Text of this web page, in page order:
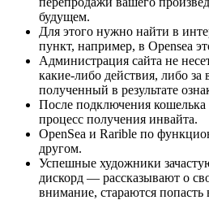
будущем.
Для этого нужно найти в
пункт, например, в Opensea
Администрация сайта не
какие-либо действия, либо
полученный в результате
После подключения
процесс получения инвайта.
OpenSea и Rarible по
другом.
Успешные художники
дискорд — рассказывают о
внимание, стараются